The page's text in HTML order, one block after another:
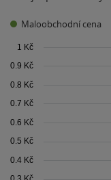
Maloobchodní cena